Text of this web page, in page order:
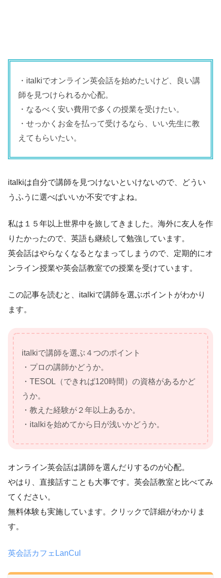
・italkiでオンライン英会話を始めたいけど、良い講
師を見つけられるか心配。
・なるべく安い費用で多くの授業を受けたい。
・せっかくお金を払って受けるなら、いい先生に教
えてもらいたい。
italkiは自分で講師を見つけないといけないので、どうい
うふうに選べばいいか不安ですよね。
私は１５年以上世界中を旅してきました。海外に友人を作
りたかったので、英語も継続して勉強しています。
英会話はやらなくなるとなまってしまうので、定期的にオ
ンライン授業や英会話教室での授業を受けています。
この記事を読むと、italkiで講師を選ぶポイントがわかり
ます。
italkiで講師を選ぶ４つのポイント
・プロの講師かどうか。
・TESOL（できれば120時間）の資格があるかど
うか。
・教えた経験が２年以上あるか。
・italkiを始めてから日が浅いかどうか。
オンライン英会話は講師を選んだりするのが心配。
やはり、直接話すことも大事です。英会話教室と比べてみ
てください。
無料体験も実施しています。クリックで詳細がわかりま
す。
英会話カフェLanCul